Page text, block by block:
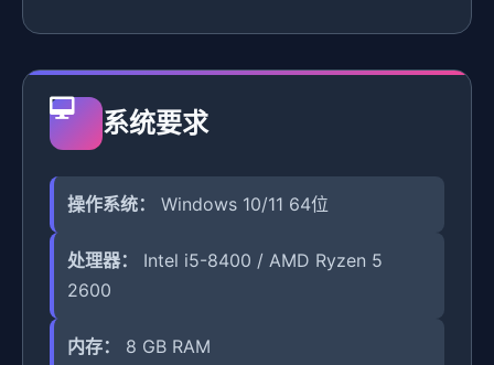
系统要求
操作系统： Windows 10/11 64位
处理器：
Intel i5-8400 / AMD Ryzen 5
2600
内存： 8 GB RAM